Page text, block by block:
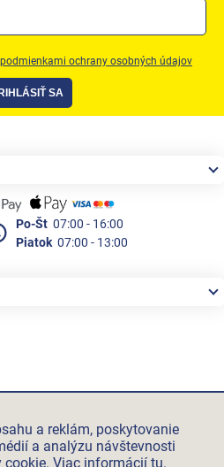
a reklám, poskytovanie
a analýzu návštevnosti
cookie. Viac informácií tu.
podmienkami ochrany osobných údajov
SA
Po-Št 07:00 - 16:00
Piatok 07:00 - 13:00